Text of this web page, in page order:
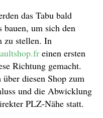
das Tabu bald
bauen, um sich den
zu stellen. In
einen ersten
Richtung gemacht.
diesen Shop zum
und die Abwicklung
PLZ-Nähe statt.